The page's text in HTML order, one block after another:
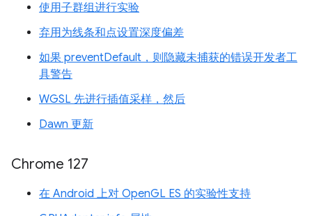
使用子群组进行实验
弃用为线条和点设置深度偏差
如果 preventDefault，则隐藏未捕获的错误开发者工
具警告
WGSL 先进行插值采样，然后
Dawn 更新
Chrome 127
在 Android 上对 OpenGL ES 的实验性支持